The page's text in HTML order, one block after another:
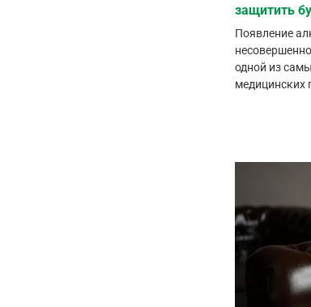
защитить
Появление
одной из
медицинских